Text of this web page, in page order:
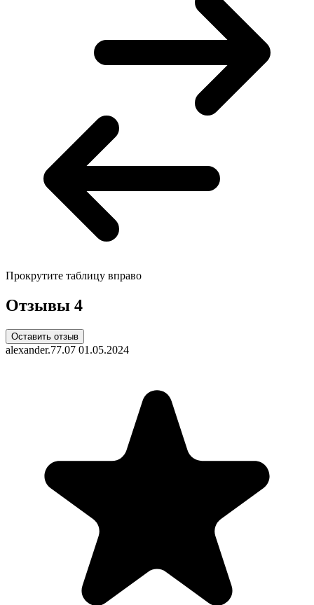
Прокрутите таблицу вправо
Отзывы 4
Оставить отзыв
alexander.77.07 01.05.2024